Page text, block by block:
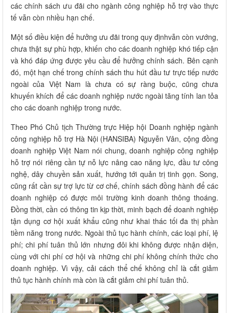
các chính sách ưu đãi cho ngành công nghiệp hỗ trợ vào thực
tế vẫn còn nhiều hạn chế.
Một số điều kiện để hưởng ưu đãi trong quy địnhvẫn còn vướng,
chưa thật sự phù hợp, khiến cho các doanh nghiệp khó tiếp cận
và khó đáp ứng được yêu cầu để hưởng chính sách. Bên cạnh
đó, một hạn chế trong chính sách thu hút đầu tư trực tiếp nước
ngoài của Việt Nam là chưa có sự ràng buộc, cũng chưa
khuyến khích để các doanh nghiệp nước ngoài tăng tính lan tỏa
cho các doanh nghiệp trong nước.
Theo Phó Chủ tịch Thường trực Hiệp hội Doanh nghiệp ngành
công nghiệp hỗ trợ Hà Nội (HANSIBA) Nguyễn Vân, cộng đồng
doanh nghiệp Việt Nam nói chung, doanh nghiệp công nghiệp
hỗ trợ nói riêng cần tự nỗ lực nâng cao năng lực, đầu tư công
nghệ, dây chuyền sản xuất, hướng tới quản trị tinh gọn. Song,
cũng rất cần sự trợ lực từ cơ chế, chính sách đồng hành để các
doanh nghiệp có được môi trường kinh doanh thông thoáng.
Đồng thời, cần có thông tin kịp thời, minh bạch để doanh nghiệp
tận dụng cơ hội xuất khẩu cũng như khai thác tối đa thị phần
tiềm năng trong nước. Ngoài thủ tục hành chính, các loại phí, lệ
phí; chi phí tuân thủ lớn nhưng đôi khi không được nhận diện,
cùng với chi phí cơ hội và những chi phí không chính thức cho
doanh nghiệp. Vì vậy, cải cách thể chế không chỉ là cắt giảm
thủ tục hành chính mà còn là cắt giảm chi phí tuân thủ.